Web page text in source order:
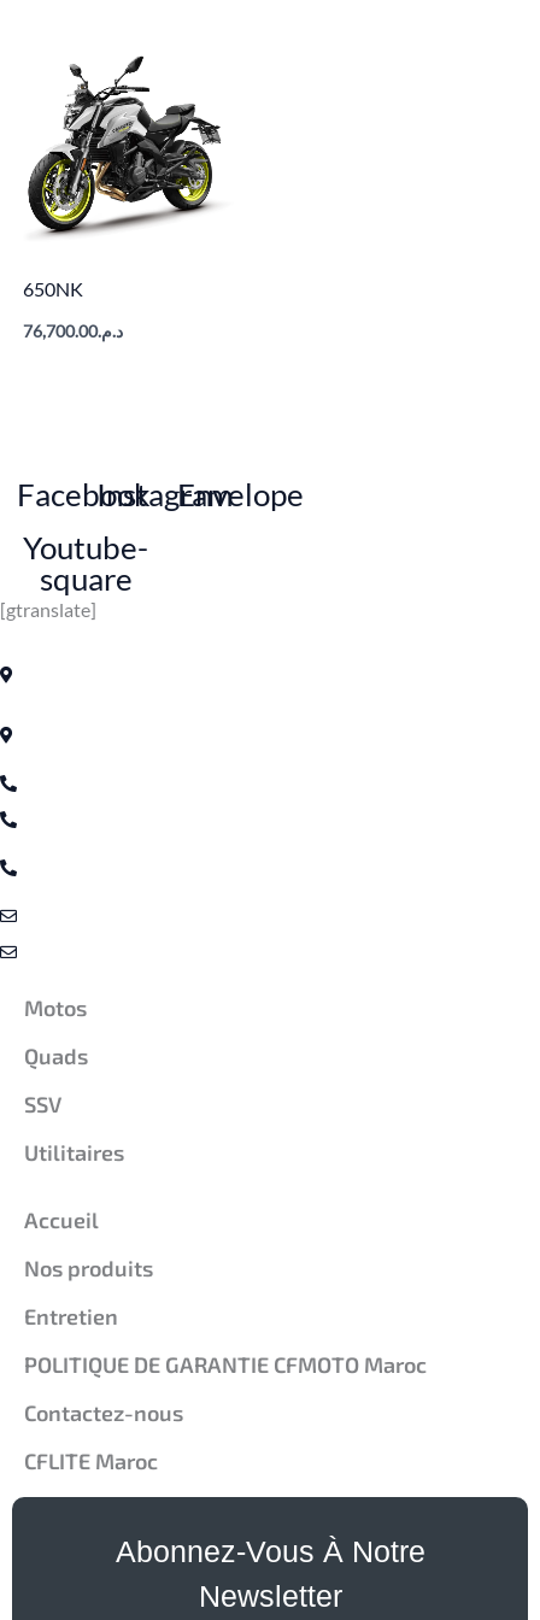
650NK
د.م.76,700.00
FacebookInstagramEnvelope
Youtube-
square
[gtranslate]
Nos Produits
Motos
Quads
SSV
Utilitaires
Accueil
Nos produits
Entretien
POLITIQUE DE GARANTIE CFMOTO Maroc
Contactez-nous
CFLITE Maroc
Abonnez-Vous À Notre
Newsletter